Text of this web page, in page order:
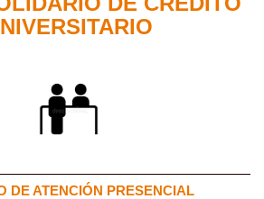
DE ATENCIÓN PRESENCIAL